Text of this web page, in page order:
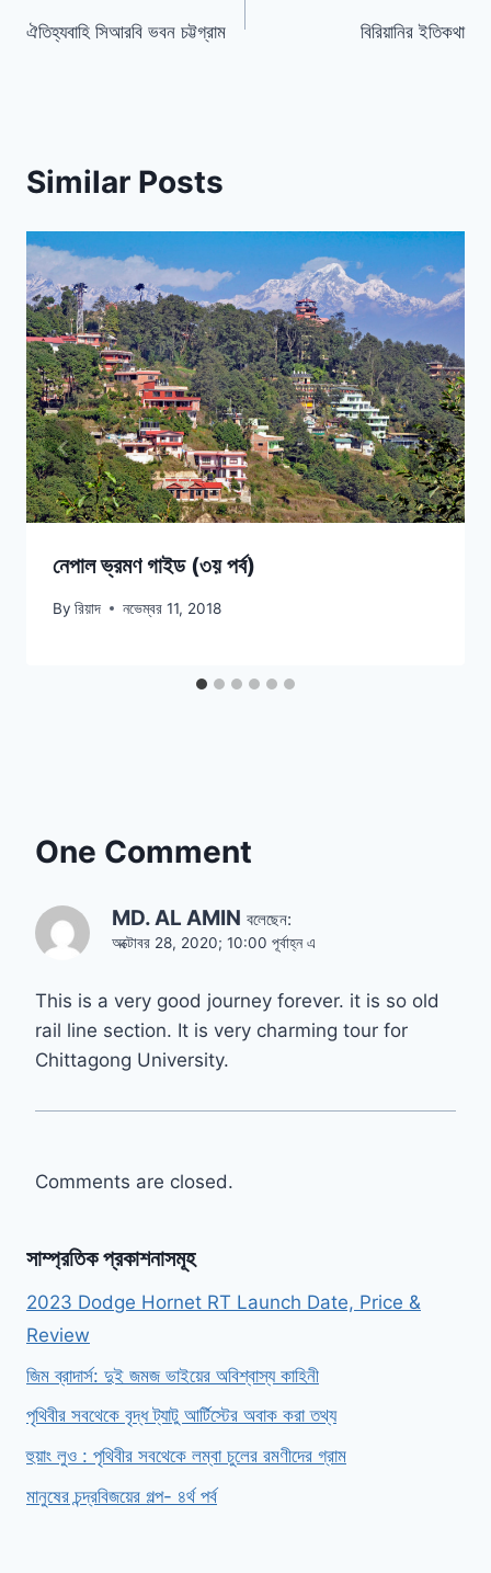
ন্যাভিগেশন
ঐতিহ্যবাহি সিআরবি ভবন চট্টগ্রাম বিরিয়ানির ইতিকথা
Similar Posts
নেপাল ভ্রমণ গাইড (৩য় পর্ব)
By রিয়াদ নভেম্বর 11, 2018
One Comment
MD. AL AMIN বলেছেন:
অক্টোবর 28, 2020; 10:00 পূর্বাহ্ন এ
This is a very good journey forever. it is so old
rail line section. It is very charming tour for
Chittagong University.
Comments are closed.
সাম্প্রতিক প্রকাশনাসমূহ
2023 Dodge Hornet RT Launch Date, Price &
Review
জিম ব্রাদার্স: দুই জমজ ভাইয়ের অবিশ্বাস্য কাহিনী
পৃথিবীর সবথেকে বৃদ্ধ ট্যাটু আর্টিস্টের অবাক করা তথ্য
হুয়াং লুও : পৃথিবীর সবথেকে লম্বা চুলের রমণীদের গ্রাম
মানুষের চন্দ্রবিজয়ের গল্প- ৪র্থ পর্ব